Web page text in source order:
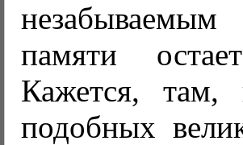
памяти
Кажется,
подобных